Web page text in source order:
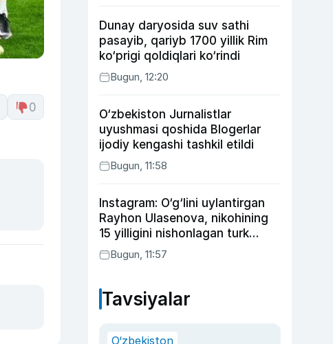
0
Dunay daryosida suv sathi
pasayib, qariyb 1700 yillik Rim
ko‘prigi qoldiqlari ko‘rindi
Bugun, 12:20
O‘zbekiston Jurnalistlar
uyushmasi qoshida Blogerlar
ijodiy kengashi tashkil etildi
Bugun, 11:58
Instagram: O‘g‘lini uylantirgan
Rayhon Ulasenova, nikohining
15 yilligini nishonlagan turk
aktyorlari va Kamelot qasriga
sayohat qilgan Zebo Rahimova
Bugun, 11:57
Tavsiyalar
O‘zbekiston